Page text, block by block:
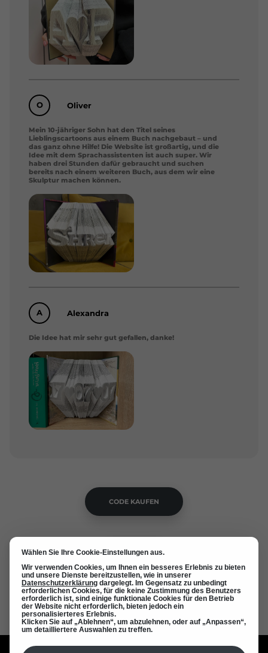
Wählen Sie Ihre Cookie-Einstellungen aus.
Wir verwenden Cookies, um Ihnen ein besseres Erlebnis zu bieten
und unsere Dienste bereitzustellen, wie in unserer
Datenschutzerklärung dargelegt. Im Gegensatz zu unbedingt
erforderlichen Cookies, für die keine Zustimmung des Benutzers
erforderlich ist, sind einige funktionale Cookies für den Betrieb
der Website nicht erforderlich, bieten jedoch ein
personalisierteres Erlebnis.
Klicken Sie auf „Ablehnen“, um abzulehnen, oder auf „Anpassen“,
um detailliertere Auswahlen zu treffen.
O Oliver
Mein 10-jähriger Sohn hat den Titel seines
Lieblingscartoons aus einem Buch nachgebaut – und
das ganz ohne Hilfe! Die Website ist großartig, und die
Idee mit dem Sprachassistenten ist auch super. Wir
haben drei Stunden dafür gebraucht und suchen
bereits nach einem weiteren Buch, aus dem wir eine
Skulptur machen können.
A Alexandra
Die Idee hat mir sehr gut gefallen, danke!
CODE KAUFEN
ZURÜCK